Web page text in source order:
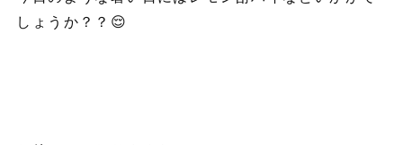
しょうか？？😌